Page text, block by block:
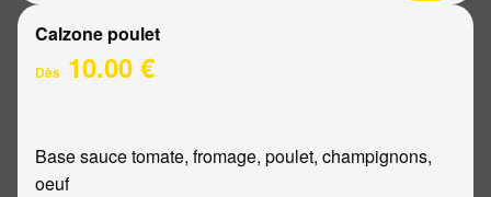
Calzone poulet
Dès 10.00 €
Base sauce tomate, fromage, poulet, champignons,
oeuf